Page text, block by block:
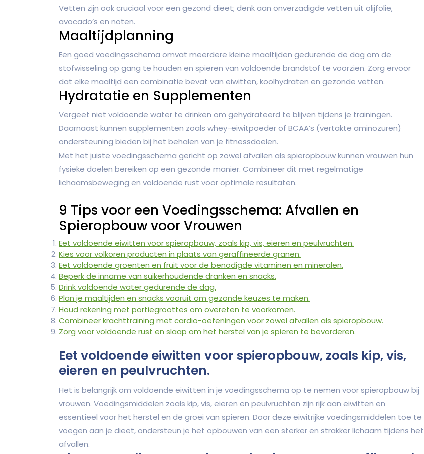
Vetten zijn ook cruciaal voor een gezond dieet; denk aan onverzadigde vetten uit olijfolie,
avocado’s en noten.
Maaltijdplanning
Een goed voedingsschema omvat meerdere kleine maaltijden gedurende de dag om de
stofwisseling op gang te houden en spieren van voldoende brandstof te voorzien. Zorg ervoor
dat elke maaltijd een combinatie bevat van eiwitten, koolhydraten en gezonde vetten.
Hydratatie en Supplementen
Vergeet niet voldoende water te drinken om gehydrateerd te blijven tijdens je trainingen.
Daarnaast kunnen supplementen zoals whey-eiwitpoeder of BCAA’s (vertakte aminozuren)
ondersteuning bieden bij het behalen van je fitnessdoelen.
Met het juiste voedingsschema gericht op zowel afvallen als spieropbouw kunnen vrouwen hun
fysieke doelen bereiken op een gezonde manier. Combineer dit met regelmatige
lichaamsbeweging en voldoende rust voor optimale resultaten.
9 Tips voor een Voedingsschema: Afvallen en
Spieropbouw voor Vrouwen
Eet voldoende eiwitten voor spieropbouw, zoals kip, vis, eieren en peulvruchten.
Kies voor volkoren producten in plaats van geraffineerde granen.
Eet voldoende groenten en fruit voor de benodigde vitaminen en mineralen.
Beperk de inname van suikerhoudende dranken en snacks.
Drink voldoende water gedurende de dag.
Plan je maaltijden en snacks vooruit om gezonde keuzes te maken.
Houd rekening met portiegroottes om overeten te voorkomen.
Combineer krachttraining met cardio-oefeningen voor zowel afvallen als spieropbouw.
Zorg voor voldoende rust en slaap om het herstel van je spieren te bevorderen.
Eet voldoende eiwitten voor spieropbouw, zoals kip, vis,
eieren en peulvruchten.
Het is belangrijk om voldoende eiwitten in je voedingsschema op te nemen voor spieropbouw bij
vrouwen. Voedingsmiddelen zoals kip, vis, eieren en peulvruchten zijn rijk aan eiwitten en
essentieel voor het herstel en de groei van spieren. Door deze eiwitrijke voedingsmiddelen toe te
voegen aan je dieet, ondersteun je het opbouwen van een sterker en strakker lichaam tijdens het
afvallen.